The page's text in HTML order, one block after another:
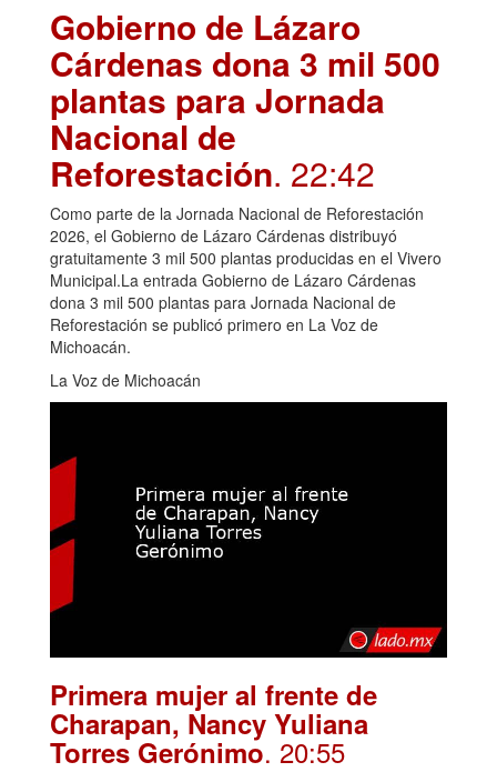
Gobierno de Lázaro
Cárdenas dona 3 mil 500
plantas para Jornada
Nacional de
Reforestación. 22:42
Como parte de la Jornada Nacional de Reforestación
2026, el Gobierno de Lázaro Cárdenas distribuyó
gratuitamente 3 mil 500 plantas producidas en el Vivero
Municipal.La entrada Gobierno de Lázaro Cárdenas
dona 3 mil 500 plantas para Jornada Nacional de
Reforestación se publicó primero en La Voz de
Michoacán.
La Voz de Michoacán
Primera mujer al frente de
Charapan, Nancy Yuliana
Torres Gerónimo. 20:55